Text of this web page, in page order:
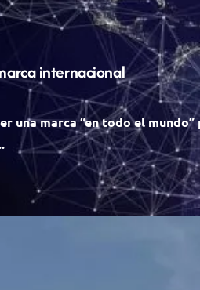
internacional
una marca “en todo el mundo”